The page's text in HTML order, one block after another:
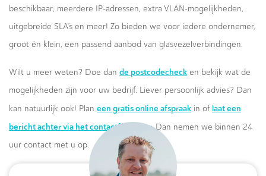
beschikbaar; meerdere IP-adressen, extra VLAN-mogelijkheden,
uitgebreide SLA’s en meer! Zo bieden we voor iedere ondernemer,
groot én klein, een passend aanbod van glasvezelverbindingen.
Wilt u meer weten? Doe dan de postcodecheck en bekijk wat de
mogelijkheden zijn voor uw bedrijf. Liever persoonlijk advies? Dan
kan natuurlijk ook! Plan een gratis online afspraak in of laat een
bericht achter via het contactformulier.Dan nemen we binnen 24
uur contact met u op.